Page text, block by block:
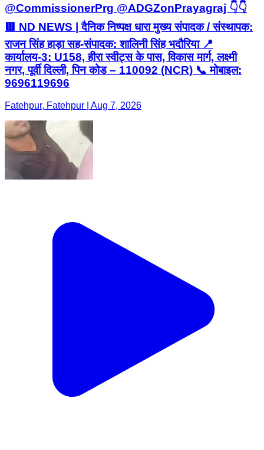
@CommissionerPrg @ADGZonPrayagraj 👇👇
🟥 ND NEWS | दैनिक निष्पक्ष धारा मुख्य संपादक / संस्थापक:
राजन सिंह हाड़ा सह-संपादक: शालिनी सिंह भदौरिया 📍
कार्यालय-3: U158, हीरा स्वीट्स के पास, विकास मार्ग, लक्ष्मी
नगर, पूर्वी दिल्ली, पिन कोड – 110092 (NCR) 📞 मोबाइल:
9696119696
Fatehpur, Fatehpur | Aug 7, 2026